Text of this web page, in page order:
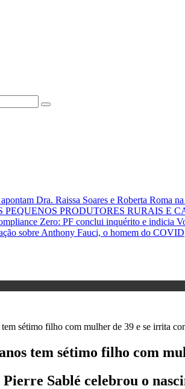
Dra. Raissa Soares e Roberta Roma
PEQUENOS PRODUTORES RURAIS E
Zero: PF conclui inquérito e indicia
sobre Anthony Fauci, o homem do COVID
tem sétimo filho com
Sablé celebrou o